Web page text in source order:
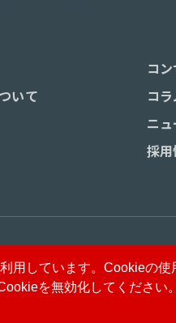
いて
コ
コ
ニ
採
用しています。Cookieの
を無効化してくださ